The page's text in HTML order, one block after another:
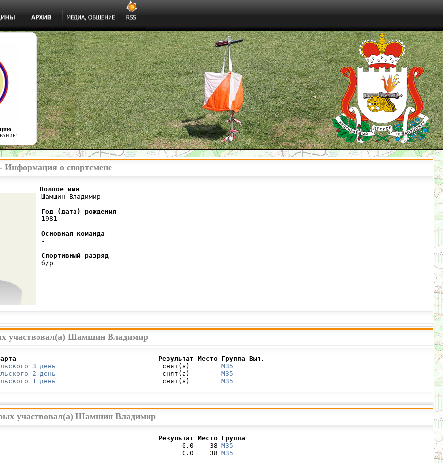
о спортсмене
Полное имя
Шамшин Владимир
Год (дата) рождения
1981
Основная команда
-
Спортивный разряд
б/р
участвовал(а) Шамшин Владимир
Результат Место Группа Вып.
3 день
                           снят(а)
М35
2 день
                           снят(а)
М35
1 день
                           снят(а)
М35
участвовал(а) Шамшин Владимир
Результат Место Группа
0.0    38
М35
0.0    38
М35